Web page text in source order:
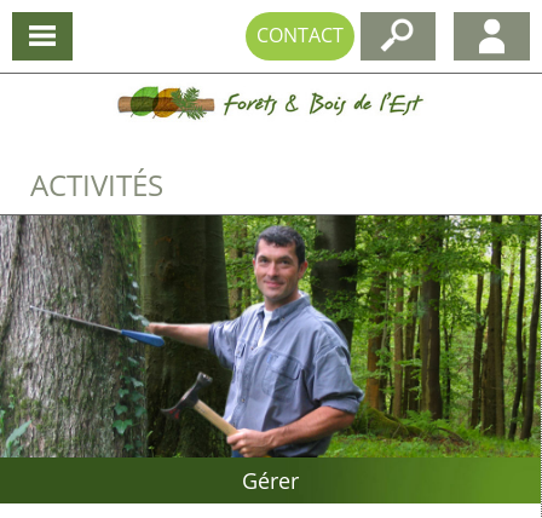
CONTACT
ACTIVITÉS
Gérer